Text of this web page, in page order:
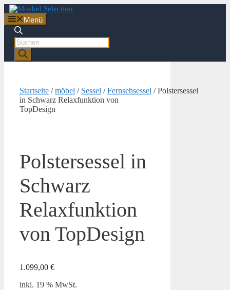
Zum
Inhalt
springen
Menü
Products
search
Startseite /möbel / Sessel /Fernsehsessel / Polstersessel
in Schwarz Relaxfunktion von
TopDesign
Polstersessel in
Schwarz
Relaxfunktion
von TopDesign
1.099,00 €
inkl. 19 % MwSt.